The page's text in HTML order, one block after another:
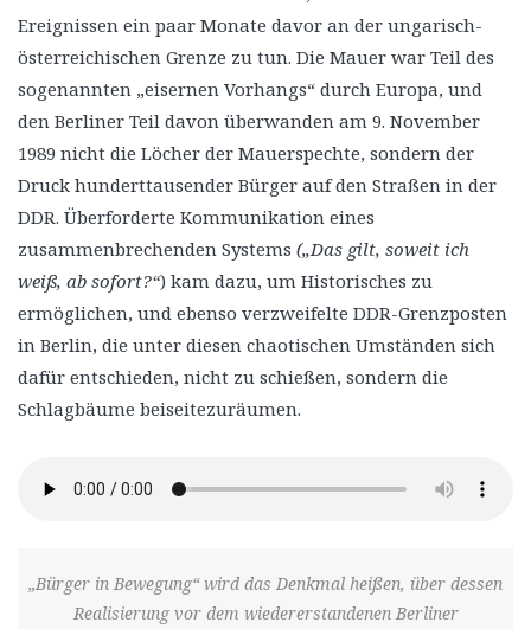
Ereignissen ein paar Monate davor an der ungarisch-
österreichischen Grenze zu tun. Die Mauer war Teil des
sogenannten „eisernen Vorhangs“ durch Europa, und
den Berliner Teil davon überwanden am 9. November
1989 nicht die Löcher der Mauerspechte, sondern der
Druck hunderttausender Bürger auf den Straßen in der
DDR. Überforderte Kommunikation eines
zusammenbrechenden Systems („Das gilt, soweit ich
weiß, ab sofort?“) kam dazu, um Historisches zu
ermöglichen, und ebenso verzweifelte DDR-Grenzposten
in Berlin, die unter diesen chaotischen Umständen sich
dafür entschieden, nicht zu schießen, sondern die
Schlagbäume beiseitezuräumen.
„Bürger in Bewegung“ wird das Denkmal heißen, über dessen
Realisierung vor dem wiedererstandenen Berliner